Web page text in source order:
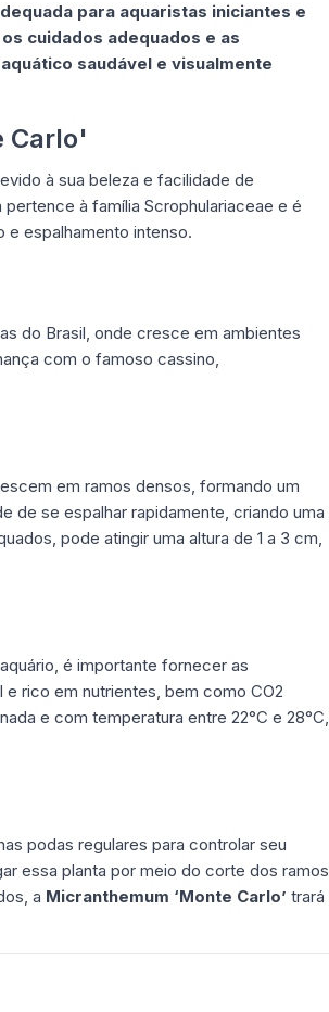
para aquaristas iniciantes e
cuidados adequados e as
saudável e visualmente
Carlo'
à sua beleza e facilidade de
à família Scrophulariaceae e é
espalhamento intenso.
do Brasil, onde cresce em ambientes
com o famoso cassino,
em ramos densos, formando um
de se espalhar rapidamente, criando uma
pode atingir uma altura de 1 a 3 cm,
é importante fornecer as
rico em nutrientes, bem como CO2
e com temperatura entre 22°C e 28°C,
podas regulares para controlar seu
essa planta por meio do corte dos ramos
a Micranthemum ‘Monte Carlo’ trará